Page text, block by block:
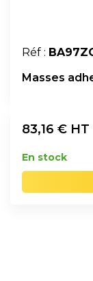
Réf :
Masses
83,16 € HT
En stock